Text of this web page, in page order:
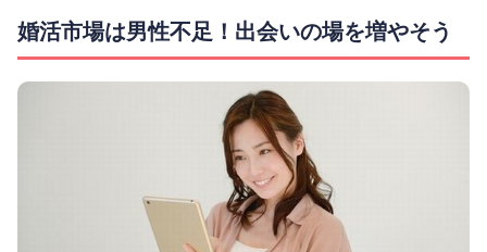
婚活市場は男性不足！出会いの場を増やそう